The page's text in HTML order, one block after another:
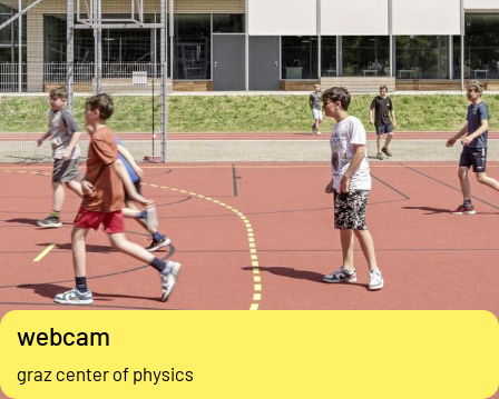
webcam
graz center of physics